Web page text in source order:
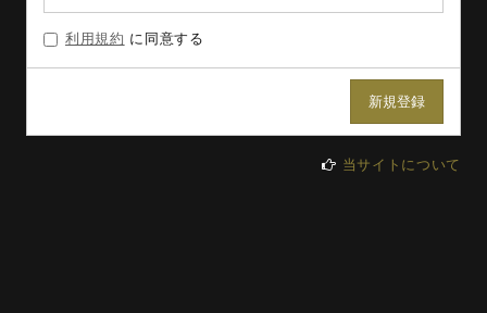
利用規約 に同意する
当サイトについて